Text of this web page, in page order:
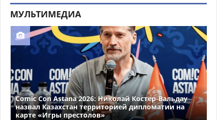
МУЛЬТИМЕДИА
Comic Con Astana 2026: Николай Костер-Вальдау
назвал Казахстан территорией дипломатии на
карте «Игры престолов»